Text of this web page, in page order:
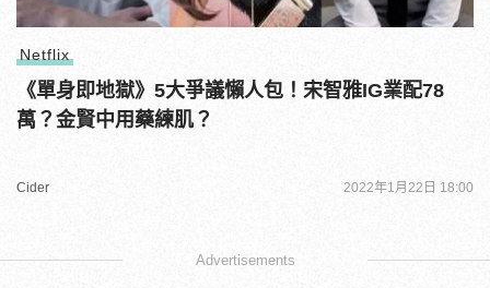
Netflix
《單身即地獄》5大爭議懶人包！宋智雅IG業配78
萬？金賢中用藥練肌？
Cider 2022年1月22日 18:00
Advertisements